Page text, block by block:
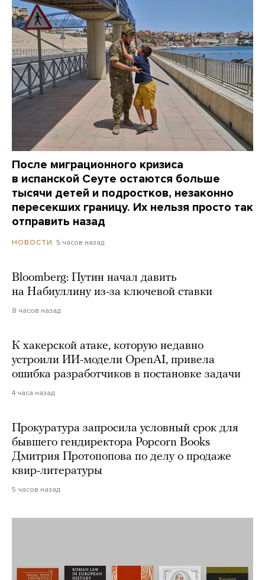
После миграционного кризиса
в испанской Сеуте остаются больше
тысячи детей и подростков, незаконно
пересекших границу. Их нельзя просто так
отправить назад
НОВОСТИ 5 часов назад
Bloomberg: Путин начал давить
на Набиуллину из-за ключевой ставки
8 часов назад
К хакерской атаке, которую недавно
устроили ИИ-модели OpenAI, привела
ошибка разработчиков в постановке задачи
4 часа назад
Прокуратура запросила условный срок для
бывшего гендиректора Popcorn Books
Дмитрия Протопопова по делу о продаже
квир-литературы
5 часов назад